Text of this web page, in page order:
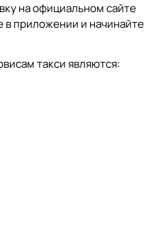
на официальном сайте
в приложении и начинайте
такси являются: